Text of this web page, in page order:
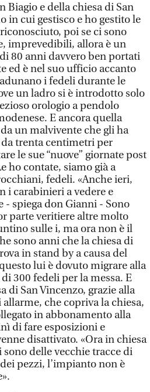
Biagio e della chiesa di San
in cui gestisco e ho gestito le
poi se ci sono
imprevedibili, allora è un
80 anni davvero ben portati
ed è nel suo ufficio accanto
i fedeli durante le
un ladro si è introdotto solo
orologio a pendolo
E ancora quella
un malvivente che gli ha
trenta centimetri per
le sue “nuove” giornate post
ho contate, siamo già a
fedeli. «Anche ieri,
i carabinieri a vedere e
- spiega don Gianni - Sono
parte veritiere altre molto
sulle i, ma ora non è il
sono anni che la chiesa di
in stand by a causa del
lui è dovuto migrare alla
300 fedeli per la messa. E
di San Vincenzo, grazie alla
che copriva la chiesa,
in abbonamento alla
di fare esposizioni e
disattivato. «Ora in chiesa
delle vecchie tracce di
pezzi, l’impianto non è